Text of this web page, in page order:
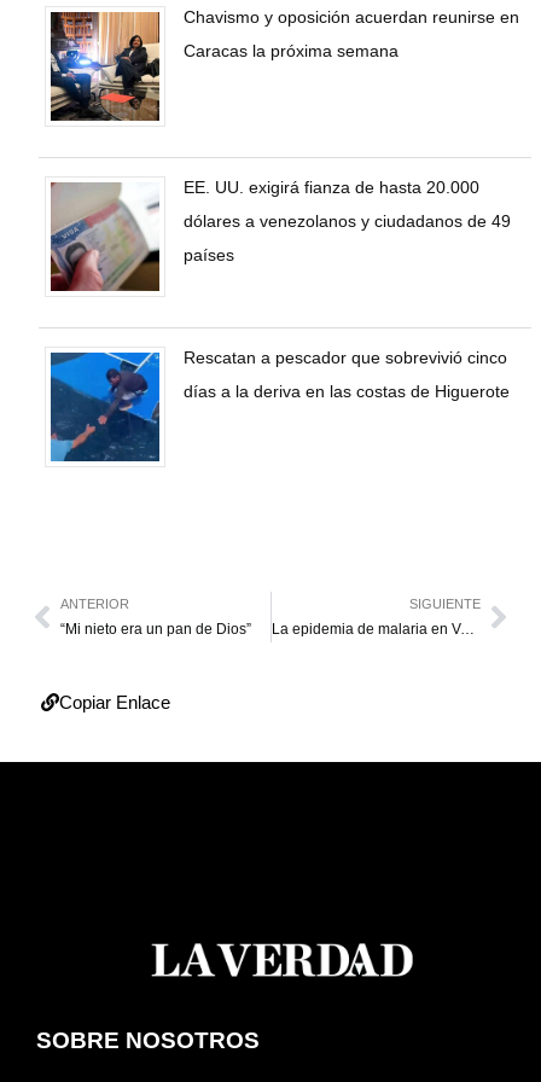
Chavismo y oposición acuerdan reunirse en
Caracas la próxima semana
EE. UU. exigirá fianza de hasta 20.000
dólares a venezolanos y ciudadanos de 49
países
Rescatan a pescador que sobrevivió cinco
días a la deriva en las costas de Higuerote
ANTERIOR
“Mi nieto era un pan de Dios”
SIGUIENTE
La epidemia de malaria en Venezuela superará la cifra “récord” de 2016
Copiar Enlace
SOBRE NOSOTROS